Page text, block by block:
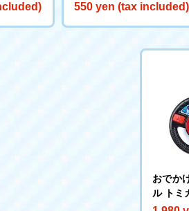
550 yen (tax included)
おでか
ル トミ